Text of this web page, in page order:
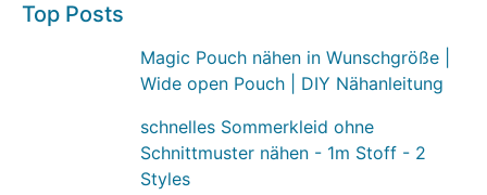
Top Posts
Magic Pouch nähen in Wunschgröße |
Wide open Pouch | DIY Nähanleitung
schnelles Sommerkleid ohne
Schnittmuster nähen - 1m Stoff - 2
Styles